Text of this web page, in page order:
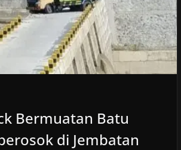
Bermuatan Batu
di Jembatan